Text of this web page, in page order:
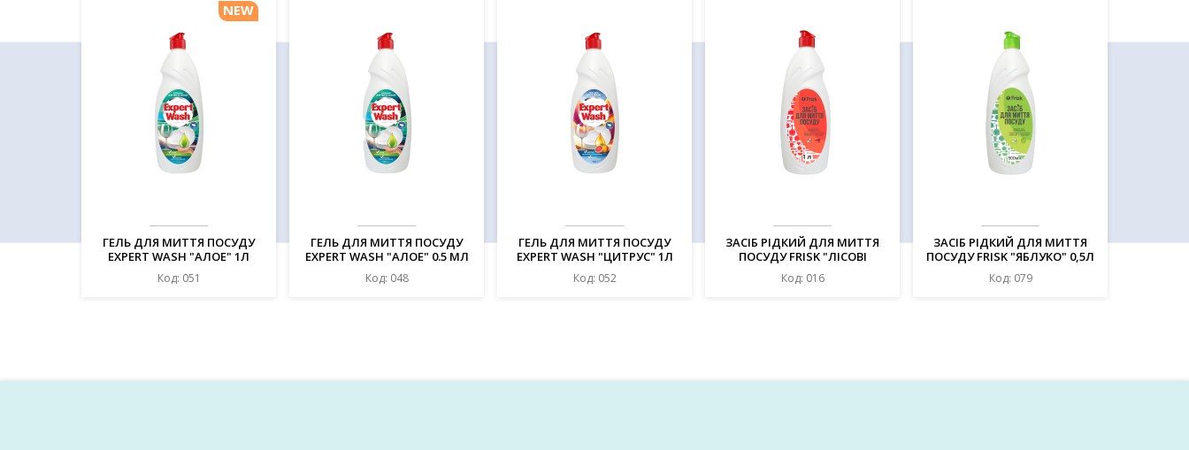
ГЕЛЬ ДЛЯ МИТТЯ ПОСУДУ
EXPERT WASH "АЛОЕ" 1Л
Код: 051
NEW
ГЕЛЬ ДЛЯ МИТТЯ ПОСУДУ
EXPERT WASH "АЛОЕ" 0.5 МЛ
Код: 048
ГЕЛЬ ДЛЯ МИТТЯ ПОСУДУ
EXPERT WASH "ЦИТРУС" 1Л
Код: 052
ЗАСІБ РІДКИЙ ДЛЯ МИТТЯ
ПОСУДУ FRISK "ЛІСОВІ
ЯГОДИ" 1Л
Код: 016
ЗАСІБ РІДКИЙ ДЛЯ МИТТЯ
ПОСУДУ FRISK "ЯБЛУКО" 0,5Л
Код: 079